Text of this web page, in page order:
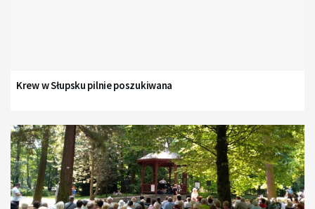
Krew w Słupsku pilnie poszukiwana